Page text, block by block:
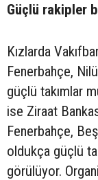
Güçlü rakipler
Kızlarda
Fenerbahçe,
güçlü takımlar
ise Ziraat
Fenerbahçe,
oldukça güçlü
görülüyor.